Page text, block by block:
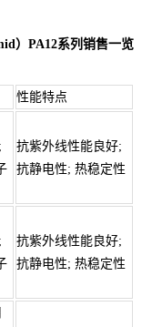
）PA12系列销售一览
性能特点
抗紫外线性能良好;
抗静电性; 热稳定性
抗紫外线性能良好;
抗静电性; 热稳定性